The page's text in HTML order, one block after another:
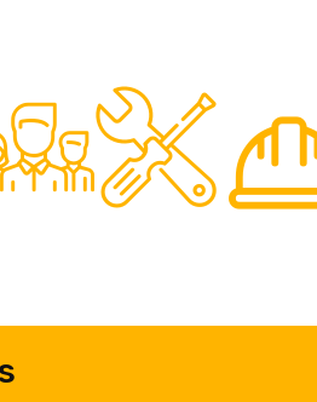
48 50
Experts